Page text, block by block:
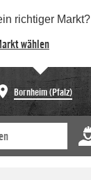
richtiger Markt?
wählen
Bornheim (Pfalz)